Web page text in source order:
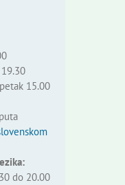
15.00
do 20.00